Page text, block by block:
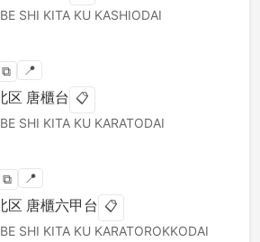
SHI KITA KU KASHIODAI
⧉ 📍
区 唐櫃台 📋
SHI KITA KU KARATODAI
⧉ 📍
区 唐櫃六甲台 📋
SHI KITA KU KARATOROKKODAI